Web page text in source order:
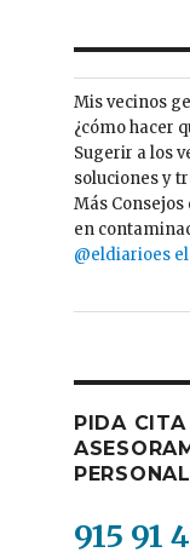
Mis vecinos
¿cómo hacer
Sugerir a los
soluciones y
Más
en
@eldiarioes
PIDA
915 91